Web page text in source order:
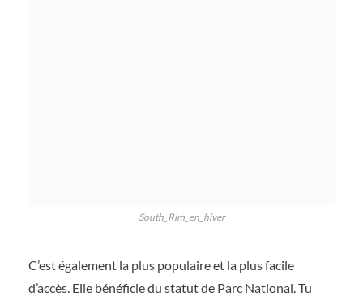
South_Rim_en_hiver
C’est également la plus populaire et la plus facile
d’accès. Elle bénéficie du statut de Parc National. Tu